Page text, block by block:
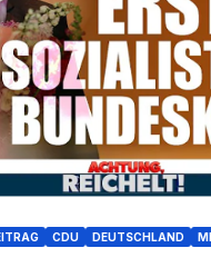
CDU DEUTSCHLAND